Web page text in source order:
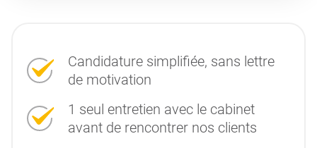
Candidature simplifiée, sans lettre
de motivation
1 seul entretien avec le cabinet
avant de rencontrer nos clients